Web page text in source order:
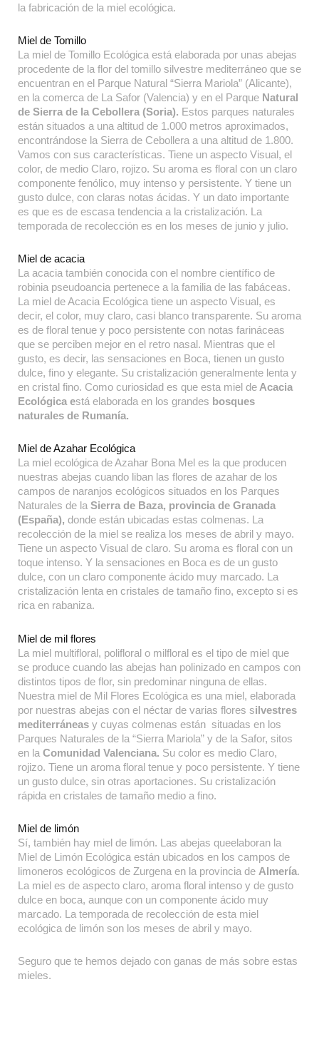
la fabricación de la miel ecológica.
Miel de Tomillo
La miel de Tomillo Ecológica está elaborada por unas abejas
procedente de la flor del tomillo silvestre mediterráneo que se
encuentran en el Parque Natural “Sierra Mariola” (Alicante),
en la comerca de La Safor (Valencia) y en el Parque Natural
de Sierra de la Cebollera (Soria). Estos parques naturales
están situados a una altitud de 1.000 metros aproximados,
encontrándose la Sierra de Cebollera a una altitud de 1.800.
Vamos con sus características. Tiene un aspecto Visual, el
color, de medio Claro, rojizo. Su aroma es floral con un claro
componente fenólico, muy intenso y persistente. Y tiene un
gusto dulce, con claras notas ácidas. Y un dato importante
es que es de escasa tendencia a la cristalización. La
temporada de recolección es en los meses de junio y julio.
Miel de acacia
La acacia también conocida con el nombre científico de
robinia pseudoancia pertenece a la familia de las fabáceas.
La miel de Acacia Ecológica tiene un aspecto Visual, es
decir, el color, muy claro, casi blanco transparente. Su aroma
es de floral tenue y poco persistente con notas farináceas
que se perciben mejor en el retro nasal. Mientras que el
gusto, es decir, las sensaciones en Boca, tienen un gusto
dulce, fino y elegante. Su cristalización generalmente lenta y
en cristal fino. Como curiosidad es que esta miel de Acacia
Ecológica está elaborada en los grandes bosques
naturales de Rumanía.
Miel de Azahar Ecológica
La miel ecológica de Azahar Bona Mel es la que producen
nuestras abejas cuando liban las flores de azahar de los
campos de naranjos ecológicos situados en los Parques
Naturales de la Sierra de Baza, provincia de Granada
(España), donde están ubicadas estas colmenas. La
recolección de la miel se realiza los meses de abril y mayo.
Tiene un aspecto Visual de claro. Su aroma es floral con un
toque intenso. Y la sensaciones en Boca es de un gusto
dulce, con un claro componente ácido muy marcado. La
cristalización lenta en cristales de tamaño fino, excepto si es
rica en rabaniza.
Miel de mil flores
La miel multifloral, polifloral o milfloral es el tipo de miel que
se produce cuando las abejas han polinizado en campos con
distintos tipos de flor, sin predominar ninguna de ellas.
Nuestra miel de Mil Flores Ecológica es una miel, elaborada
por nuestras abejas con el néctar de varias flores silvestres
mediterráneas y cuyas colmenas están situadas en los
Parques Naturales de la “Sierra Mariola” y de la Safor, sitos
en la Comunidad Valenciana. Su color es medio Claro,
rojizo. Tiene un aroma floral tenue y poco persistente. Y tiene
un gusto dulce, sin otras aportaciones. Su cristalización
rápida en cristales de tamaño medio a fino.
Miel de limón
Sí, también hay miel de limón. Las abejas queelaboran la
Miel de Limón Ecológica están ubicados en los campos de
limoneros ecológicos de Zurgena en la provincia de Almería.
La miel es de aspecto claro, aroma floral intenso y de gusto
dulce en boca, aunque con un componente ácido muy
marcado. La temporada de recolección de esta miel
ecológica de limón son los meses de abril y mayo.
Seguro que te hemos dejado con ganas de más sobre estas
mieles.